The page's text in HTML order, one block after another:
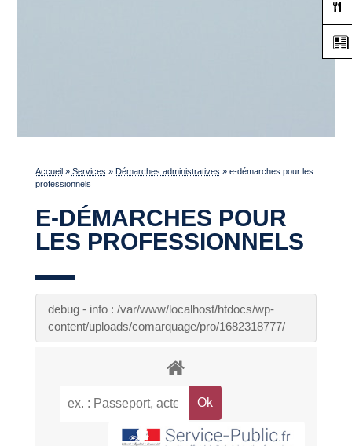
Accueil» Services » Démarches administratives » e-démarches pour les
professionnels
E-DÉMARCHES POUR
LES PROFESSIONNELS
debug - info : /var/www/localhost/htdocs/wp-
content/uploads/comarquage/pro/1682318777/